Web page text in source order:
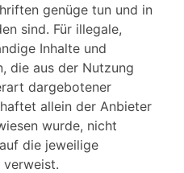
genüge tun und in
sind. Für illegale,
Inhalte und
die aus der Nutzung
dargebotener
allein der Anbieter
wurde, nicht
die jeweilige